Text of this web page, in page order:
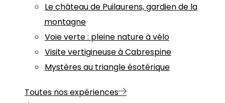
Le château de Puilaurens, gardien de la
montagne
Voie verte : pleine nature à vélo
Visite vertigineuse à Cabrespine
Mystères au triangle ésotérique
Toutes nos expériences